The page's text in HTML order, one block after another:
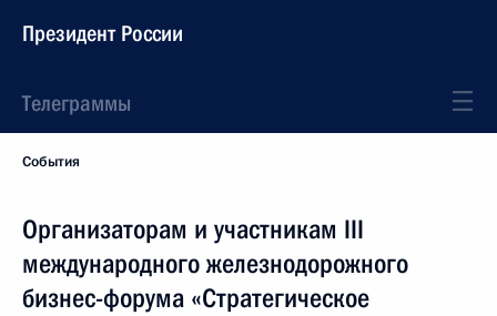
Президент России
Телеграммы
События
Организаторам и участникам III
международного железнодорожного
бизнес-форума «Стратегическое